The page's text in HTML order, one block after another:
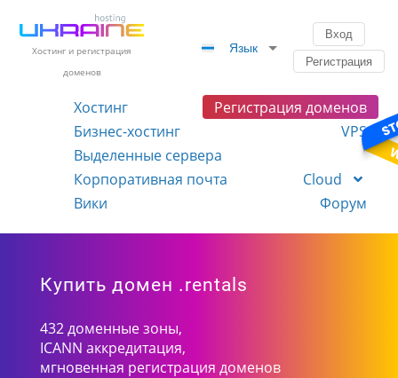
Хостинг и регистрация
доменов
Язык
Вход
Регистрация
Хостинг
Регистрация доменов
Бизнес-хостинг
VPS
Выделенные сервера
Корпоративная почта
Cloud
Вики
Форум
Купить домен .rentals
432 доменные зоны,
ICANN аккредитация,
мгновенная регистрация доменов